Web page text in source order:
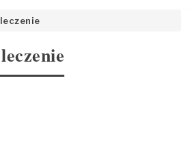
leczenie
leczenie